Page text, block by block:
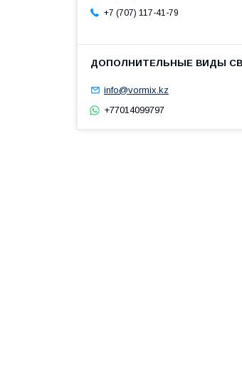
+7 (707) 117-41-79
info@vormix.kz
+77014099797